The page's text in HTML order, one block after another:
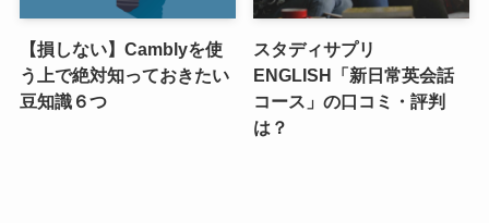
【損しない】Camblyを使
う上で絶対知っておきたい
豆知識６つ
スタディサプリ
ENGLISH「新日常英会話
コース」の口コミ・評判
は？